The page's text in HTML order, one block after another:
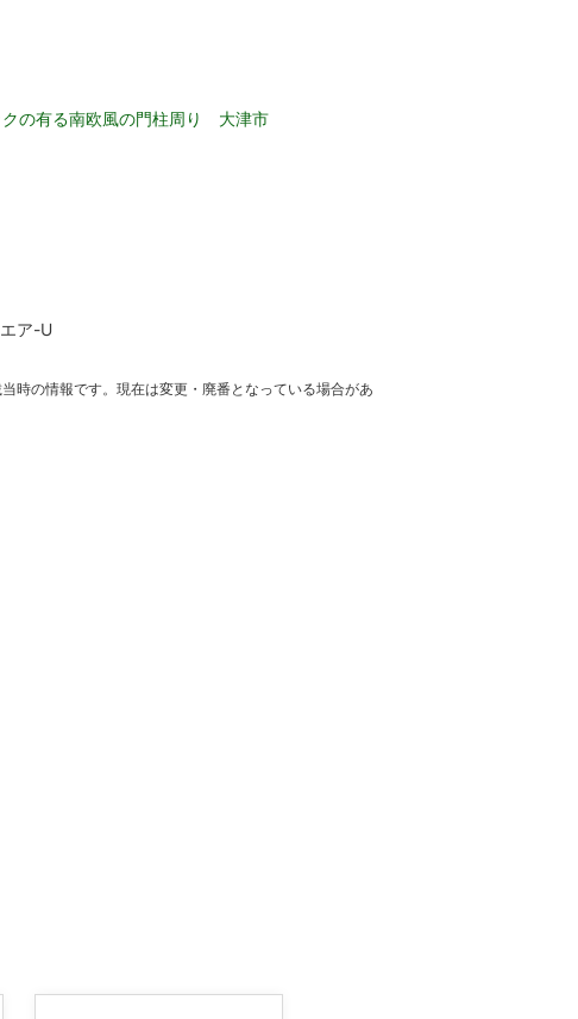
ア-U
時の情報です。現在は変更・廃番となっている場合があ